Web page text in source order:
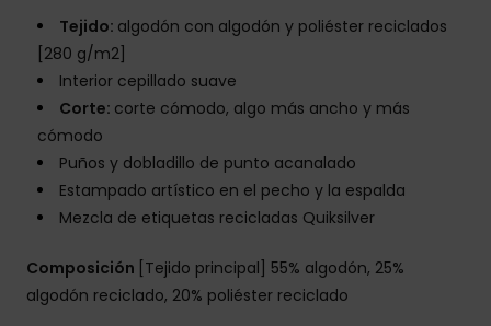
Tejido: algodón con algodón y poliéster reciclados
[280 g/m2]
Interior cepillado suave
Corte: corte cómodo, algo más ancho y más
cómodo
Puños y dobladillo de punto acanalado
Estampado artístico en el pecho y la espalda
Mezcla de etiquetas recicladas Quiksilver
Composición [Tejido principal] 55% algodón, 25%
algodón reciclado, 20% poliéster reciclado